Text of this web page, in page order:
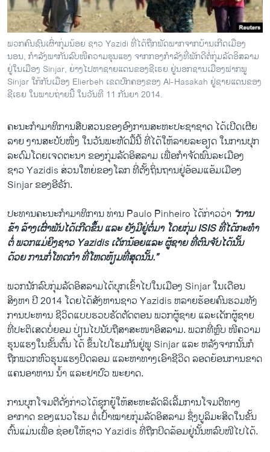
ພວກຄົນຊົນເຜົ່າກຸ່ມນ້ອຍ ຊາວ Yazidi ທີ່ໄດ້ຖືກພັດພາກຈາກບ້ານເກີດເມືອງ
ນອນ, ກຳລັງພາກັນລົບໜີຄວາມຮຸນແຮງ ຈາກກອງກຳລັງທີ່ພັກດີຕໍ່ກຸ່ມລັດອິສລາມ
ຢູ່ໃນເມືອງ Sinjar, ຍ່າງໄປຫາຊາຍແດນຂອງຊີເຣຍ ຢູ່ນອກຊານເມືອງຟາກພູ
Sinjar ໃກ້ກັບເມືອງ Elierbeh ເຂດປົກຄອງຂອງ Al-Hasakah ຢູ່ຊາຍແດນຂອງ
ຊີເຣຍ ໃນພາບຖ່າຍນີ້ ໃນວັນທີ 11 ກັນຍາ 2014.
ຄະນະກຳມາທິການສືບສວນ​ຂອງອົງການສະຫະປະຊາຊາດ ໄດ້ເປີດເຜີຍ
ລາຍ ງານສະບັບໜຶ່ງ ໃນວັນພະຫັດມື້ນີ້ ທີ່ໄດ້​ໃຫ້ລາຍລະອຽດ ​ໃນ​ການ​ປຸກ
ລະດົມ​ໂດຍເຈດຕະນາ ຂອງກຸ່ມລັດອິສລາມ ເພື່ອກຳຈັດພົນລະເມືອງ
ຊາວ Yazidis ສ່ວນໃຫຍ່ຂອງໂລກ ທີ່ຕັ້ງຖິ່ນຖານຢູ່ອ້ອມແອ້ມ​ເມືອງ
Sinjar ຂອງອີຣັກ.
ປະທານຄະນະກຳມາທິການ ທ່ານ Paulo Pinheiro ໄດ້ກ່າວວ່າ “ການ
ຂ້າ ລ້າງເຜົ່າພັນໄດ້ເກີດຂຶ້ນ ແລະ ຍັງມີຢູ່ຕໍ່ມາ ​ໂດຍກຸ່ມ ISIS ທີ່ໄດ້ກະທຳ​
ຕໍ່ ພວກແມ່ຍິງຊາວ Yazidis ເດັກນ້ອຍແລະ ຜູ້ຊາຍ ທີ່ຕົນຈັບ​ໄດ້ນັ້ນ
ດ້ວຍ​ ການ​ກໍ່​ໂທດ​ກຳ​ ທີ່​ໂຫດ​ຫ້ຽມທີ່​ສຸດ​ນັ້ນ.”
ພວກ​ນັກ​ລົບ​ກຸ່ມ​ລັດ​ອິສລາມ​ໄດ້​ບຸກ​ເຂົ້າ​ໄປ​ໃນເມືອງ Sinjar ​ໃນ​ເດືອນ
ສິງຫາ ​ປີ 2014 ໂດຍ​ໄດ້​ສັງຫານ​ຊາ​ວ Yazidis ຫລາຍ​ຮ້ອຍ​ຄົນ​ຮວມທັງ ​
ການ​ປະຫານ ​ຊີວິດແບບ​ຮວບ​ຮັດ​ຕັດ​ຕອນ ພວກ​ຜູ້​ຊາຍ ​ແລະ​ເດັກ​ຜູ້ຊາຍ
ທີ່​ປະຕິ​ເສດ​ບໍ່​ຍອມ ​ປ່ຽນໄປນັບຖື​ສາສະໜາ​ອິສລາມ.​ ພວກ​ທີ່ຫຼົບ ໜີ​ຄວາມ​
ຮຸນ​ແຮງ​ໃນ​ຂັ້ນຕົ້ນ​ ​ໄດ້ ​ຂຶ້ນ​ໄປໂຮມ​ກັນ​ຢູ່​ພູ Sinjar ​ແລະ ຫລັງ​ຈາກ​ນັ້ນກໍ​
ຖືກ​ພວກ​ຫົວ​ຮຸນ​ແຮງ​ປິດ​ລອມ ​ແລະ​ຫາ​ທາງ​ເອົາ​ຊີວິດ ລອດ​ຍ້ອນ​ການ​ຂາດ​
ແຄນ​ອາຫານ ນ້ຳ ​ແລະ​ຢາ​ປົວ ​ພະຍາດ.
ການ​ບຸກ​ໂຈມ​ຕີ​ດັ່ງກ່າວ​ໄດ້​ຊຸກຍູ້​ໃຫ້​ສະຫະລັດ​ລິ​ເລີ້ມການ​ໂຈ​ມຕີ​ທາງ​
ອາກາດ ​ຂອງ​ແນວ​ໂຮມ ຕໍ່​ເປົ້າໝາຍ​ກຸ່ມ​ລັດ​ອິສລາມ ຊຶ່ງ​ບູລິ​ມະ​ສິດ​ໃນ​ຂັ້ນ
ຕົ້ນ​ແມ່ນ​ເພື່ອ ​ຊ່ອຍ​ໃຫ້ຊາວ Yazidis ທີ່​ຖືກ​ປິດ​ລ້ອມ​ຢູ່​ນັ້ນຫລົບໜີ​ໄປ​ໄດ້.